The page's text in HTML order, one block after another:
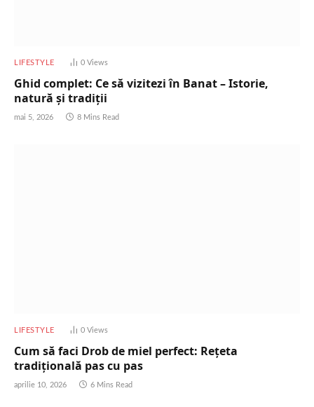
LIFESTYLE 0 Views
Ghid complet: Ce să vizitezi în Banat – Istorie,
natură și tradiții
mai 5, 2026 8 Mins Read
LIFESTYLE 0 Views
Cum să faci Drob de miel perfect: Rețeta
tradițională pas cu pas
aprilie 10, 2026 6 Mins Read